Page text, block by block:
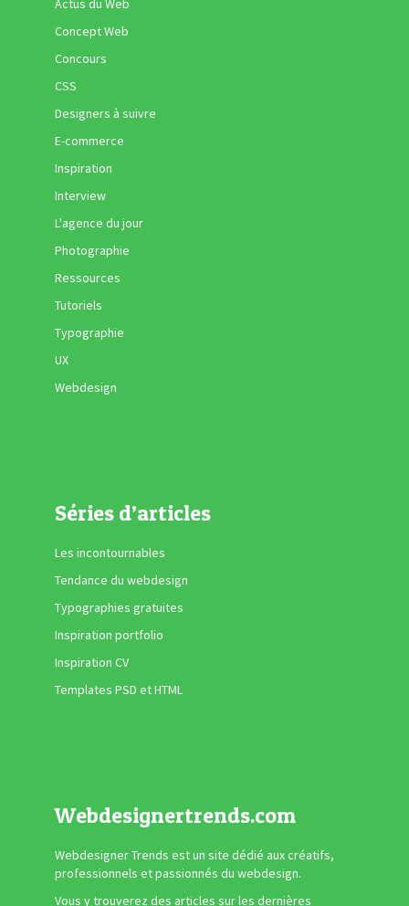
Actus du Web
Concept Web
Concours
CSS
Designers à suivre
E-commerce
Inspiration
Interview
L'agence du jour
Photographie
Ressources
Tutoriels
Typographie
UX
Webdesign
Séries d’articles
Les incontournables
Tendance du webdesign
Typographies gratuites
Inspiration portfolio
Inspiration CV
Templates PSD et HTML
Webdesignertrends.com
Webdesigner Trends est un site dédié aux créatifs,
professionnels et passionnés du webdesign.
Vous y trouverez des articles sur les dernières